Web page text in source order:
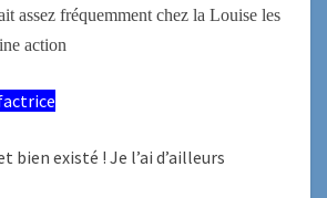
assez fréquemment chez la Louise les
action
bien existé ! Je l’ai d’ailleurs